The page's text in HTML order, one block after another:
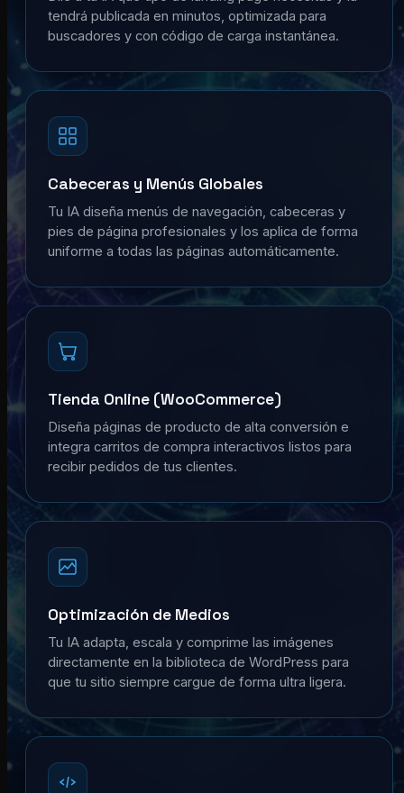
tendrá publicada en minutos, optimizada para
buscadores y con código de carga instantánea.
Cabeceras y Menús Globales
Tu IA diseña menús de navegación, cabeceras y
pies de página profesionales y los aplica de forma
uniforme a todas las páginas automáticamente.
Tienda Online (WooCommerce)
Diseña páginas de producto de alta conversión e
integra carritos de compra interactivos listos para
recibir pedidos de tus clientes.
Optimización de Medios
Tu IA adapta, escala y comprime las imágenes
directamente en la biblioteca de WordPress para
que tu sitio siempre cargue de forma ultra ligera.